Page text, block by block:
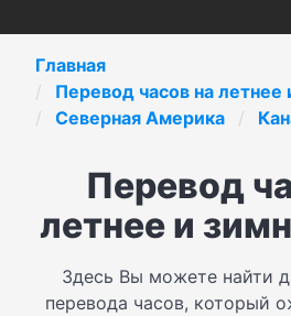
Главная
Перевод часов на летнее
Северная Америка
Перевод
летнее и
Здесь Вы можете найти
перевода часов, который